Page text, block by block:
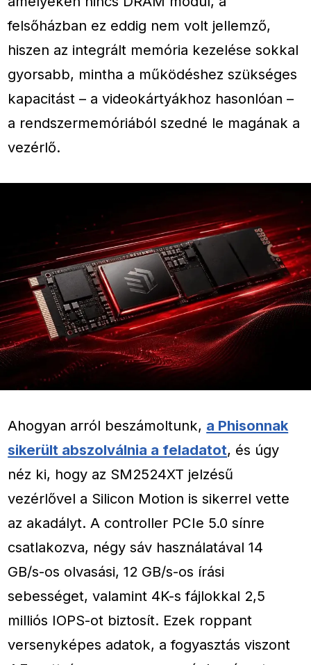
felsőházban ez eddig nem volt jellemző,
hiszen az integrált memória kezelése sokkal
gyorsabb, mintha a működéshez szükséges
kapacitást – a videokártyákhoz hasonlóan –
a rendszermemóriából szedné le magának a
vezérlő.
Ahogyan arról beszámoltunk, a Phisonnak
sikerült abszolválnia a feladatot, és úgy
néz ki, hogy az SM2524XT jelzésű
vezérlővel a Silicon Motion is sikerrel vette
az akadályt. A controller PCIe 5.0 sínre
csatlakozva, négy sáv használatával 14
GB/s-os olvasási, 12 GB/s-os írási
sebességet, valamint 4K-s fájlokkal 2,5
milliós IOPS-ot biztosít. Ezek roppant
versenyképes adatok, a fogyasztás viszont